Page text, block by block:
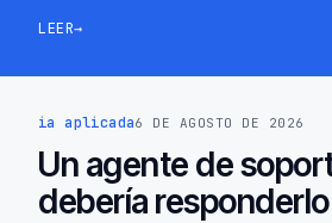
LEER→
ia aplicada6 DE AGOSTO DE 2026
Un agente de
debería